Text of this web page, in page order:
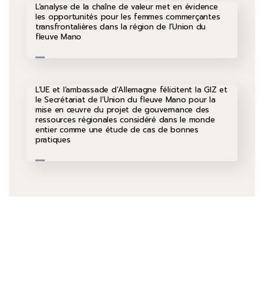
L’analyse de la chaîne de valeur met en évidence
les opportunités pour les femmes commerçantes
transfrontalières dans la région de l’Union du
fleuve Mano
L’UE et l’ambassade d’Allemagne félicitent la GIZ et
le Secrétariat de l’Union du fleuve Mano pour la
mise en œuvre du projet de gouvernance des
ressources régionales considéré dans le monde
entier comme une étude de cas de bonnes
pratiques